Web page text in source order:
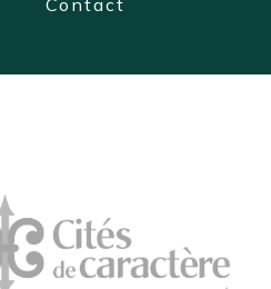
Contact